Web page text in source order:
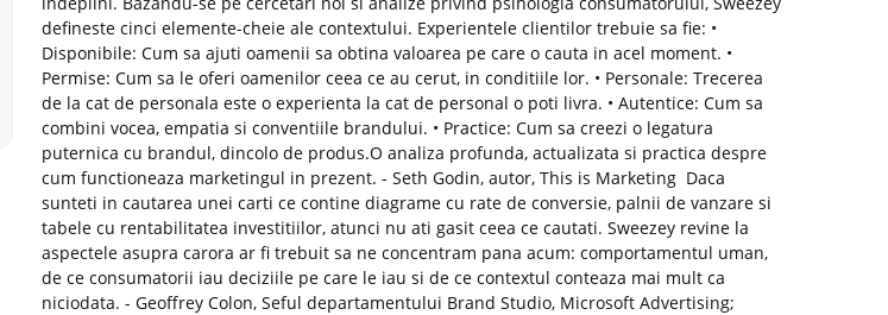
defineste cinci elemente-cheie ale contextului. Experientele clientilor trebuie sa fie: •
Disponibile: Cum sa ajuti oamenii sa obtina valoarea pe care o cauta in acel moment. •
Permise: Cum sa le oferi oamenilor ceea ce au cerut, in conditiile lor. • Personale: Trecerea
de la cat de personala este o experienta la cat de personal o poti livra. • Autentice: Cum sa
combini vocea, empatia si conventiile brandului. • Practice: Cum sa creezi o legatura
puternica cu brandul, dincolo de produs.O analiza profunda, actualizata si practica despre
cum functioneaza marketingul in prezent. - Seth Godin, autor, This is Marketing Daca
sunteti in cautarea unei carti ce contine diagrame cu rate de conversie, palnii de vanzare si
tabele cu rentabilitatea investitiilor, atunci nu ati gasit ceea ce cautati. Sweezey revine la
aspectele asupra carora ar fi trebuit sa ne concentram pana acum: comportamentul uman,
de ce consumatorii iau deciziile pe care le iau si de ce contextul conteaza mai mult ca
niciodata. - Geoffrey Colon, Seful departamentului Brand Studio, Microsoft Advertising;